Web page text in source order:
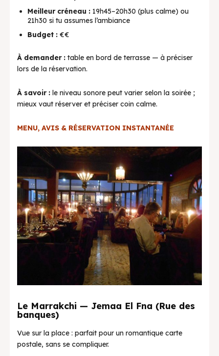
Meilleur créneau : 19h45–20h30 (plus calme) ou
21h30 si tu assumes l’ambiance
Budget : €€
À demander : table en bord de terrasse — à préciser
lors de la réservation.
À savoir : le niveau sonore peut varier selon la soirée ;
mieux vaut réserver et préciser coin calme.
MENU, AVIS & RÉSERVATION INSTANTANÉE
Le Marrakchi — Jemaa El Fna (Rue des
banques)
Vue sur la place : parfait pour un romantique carte
postale, sans se compliquer.